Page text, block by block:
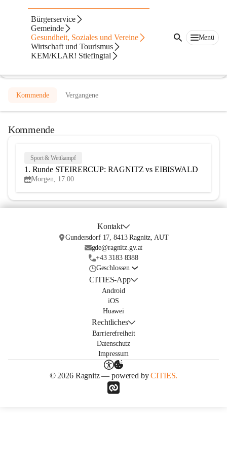
Bürgerservice
Gemeinde
Gesundheit, Soziales und Vereine
Wirtschaft und Tourismus
KEM/KLAR! Stiefingtal
Menü
USV glasmetall Temmel Ragnitz
@usv-glasmetall-temmel-ragnitz
Fußballverein
In CITIES öffnen
Kommende Vergangene
Kommende
AUG
Sport & Wettkampf
1. Runde STEIRERCUP: RAGNITZ vs EIBISWALD
Morgen, 17:00
Kontakt
Gundersdorf 17, 8413 Ragnitz, AUT
gde@ragnitz.gv.at
+43 3183 8388
Geschlossen
CITIES-App
Android
iOS
Huawei
Rechtliches
Barrierefreiheit
Datenschutz
Impressum
© 2026 Ragnitz — powered byCITIES.